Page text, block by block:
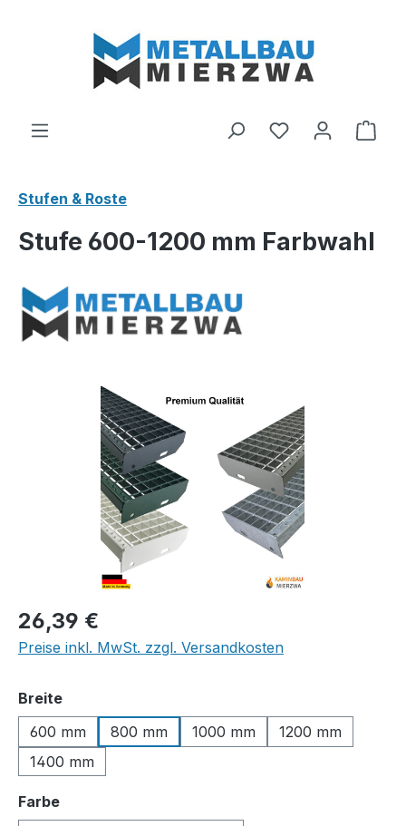
Du hast 0
Stufen & Roste
Stufe 600-1200 mm Farbwahl
Bildergalerie überspringen
Regulärer Preis:
26,39 €
Preise inkl. MwSt. zzgl. Versandkosten
Breiteauswählen
600 mm
800 mm 1000 mm
1200 mm
1400 mm
Farbeauswählen